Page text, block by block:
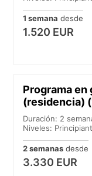
1 semana desde
1.520 EUR
Programa
(residencia)
Duración: 2
Niveles:
2 semanas desde
3.330 EUR